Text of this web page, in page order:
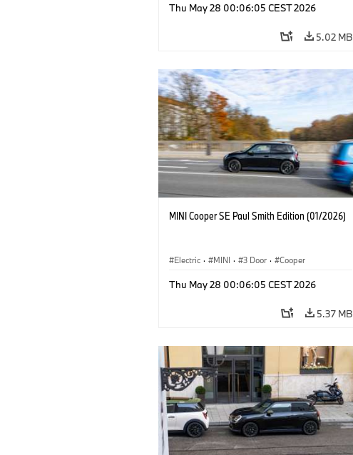
Thu May 28 00:06:05 CEST 2026
5.02 MB
MINI Cooper SE Paul Smith Edition (01/2026)
Electric · MINI · 3 Door · Cooper
Thu May 28 00:06:05 CEST 2026
5.37 MB